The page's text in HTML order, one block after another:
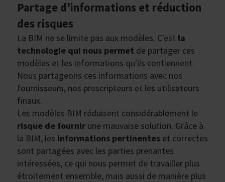
Partage d'informations et réduction
des risques
La BIM ne se limite pas aux modèles. C'est la
technologie qui nous permet de partager ces
modèles et les informations qu'ils contiennent.
Nous partageons ces informations avec nos
fournisseurs, nos prescripteurs et les utilisateurs
finaux.
Les modèles BIM réduisent considérablement le
risque de fournir une mauvaise solution. Grâce à
la BIM, les informations pertinentes et correctes
sont partagées avec les parties prenantes
intéressées, ce qui nous permet de travailler plus
étroitement ensemble, mais aussi de manière plus